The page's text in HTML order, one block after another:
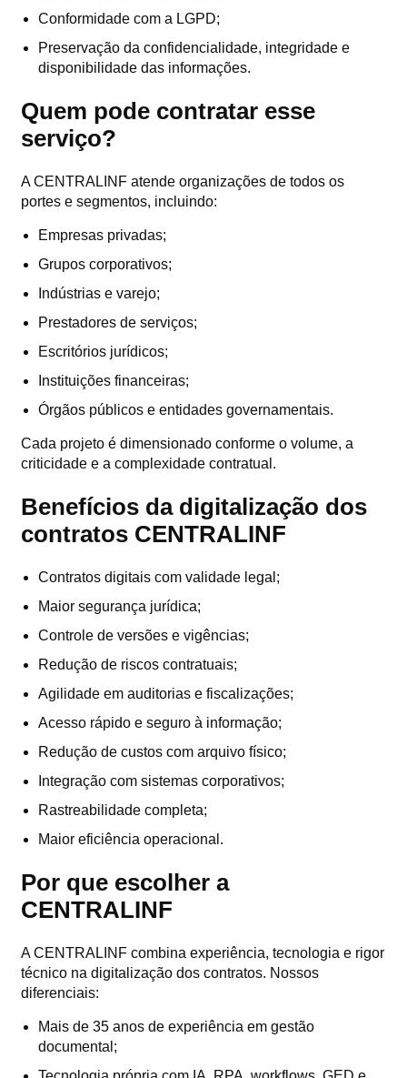
Conformidade com a LGPD;
Preservação da confidencialidade, integridade e
disponibilidade das informações.
Quem pode contratar esse
serviço?
A CENTRALINF atende organizações de todos os
portes e segmentos, incluindo:
Empresas privadas;
Grupos corporativos;
Indústrias e varejo;
Prestadores de serviços;
Escritórios jurídicos;
Instituições financeiras;
Órgãos públicos e entidades governamentais.
Cada projeto é dimensionado conforme o volume, a
criticidade e a complexidade contratual.
Benefícios da digitalização dos
contratos CENTRALINF
Contratos digitais com validade legal;
Maior segurança jurídica;
Controle de versões e vigências;
Redução de riscos contratuais;
Agilidade em auditorias e fiscalizações;
Acesso rápido e seguro à informação;
Redução de custos com arquivo físico;
Integração com sistemas corporativos;
Rastreabilidade completa;
Maior eficiência operacional.
Por que escolher a
CENTRALINF
A CENTRALINF combina experiência, tecnologia e rigor
técnico na digitalização dos contratos. Nossos
diferenciais:
Mais de 35 anos de experiência em gestão
documental;